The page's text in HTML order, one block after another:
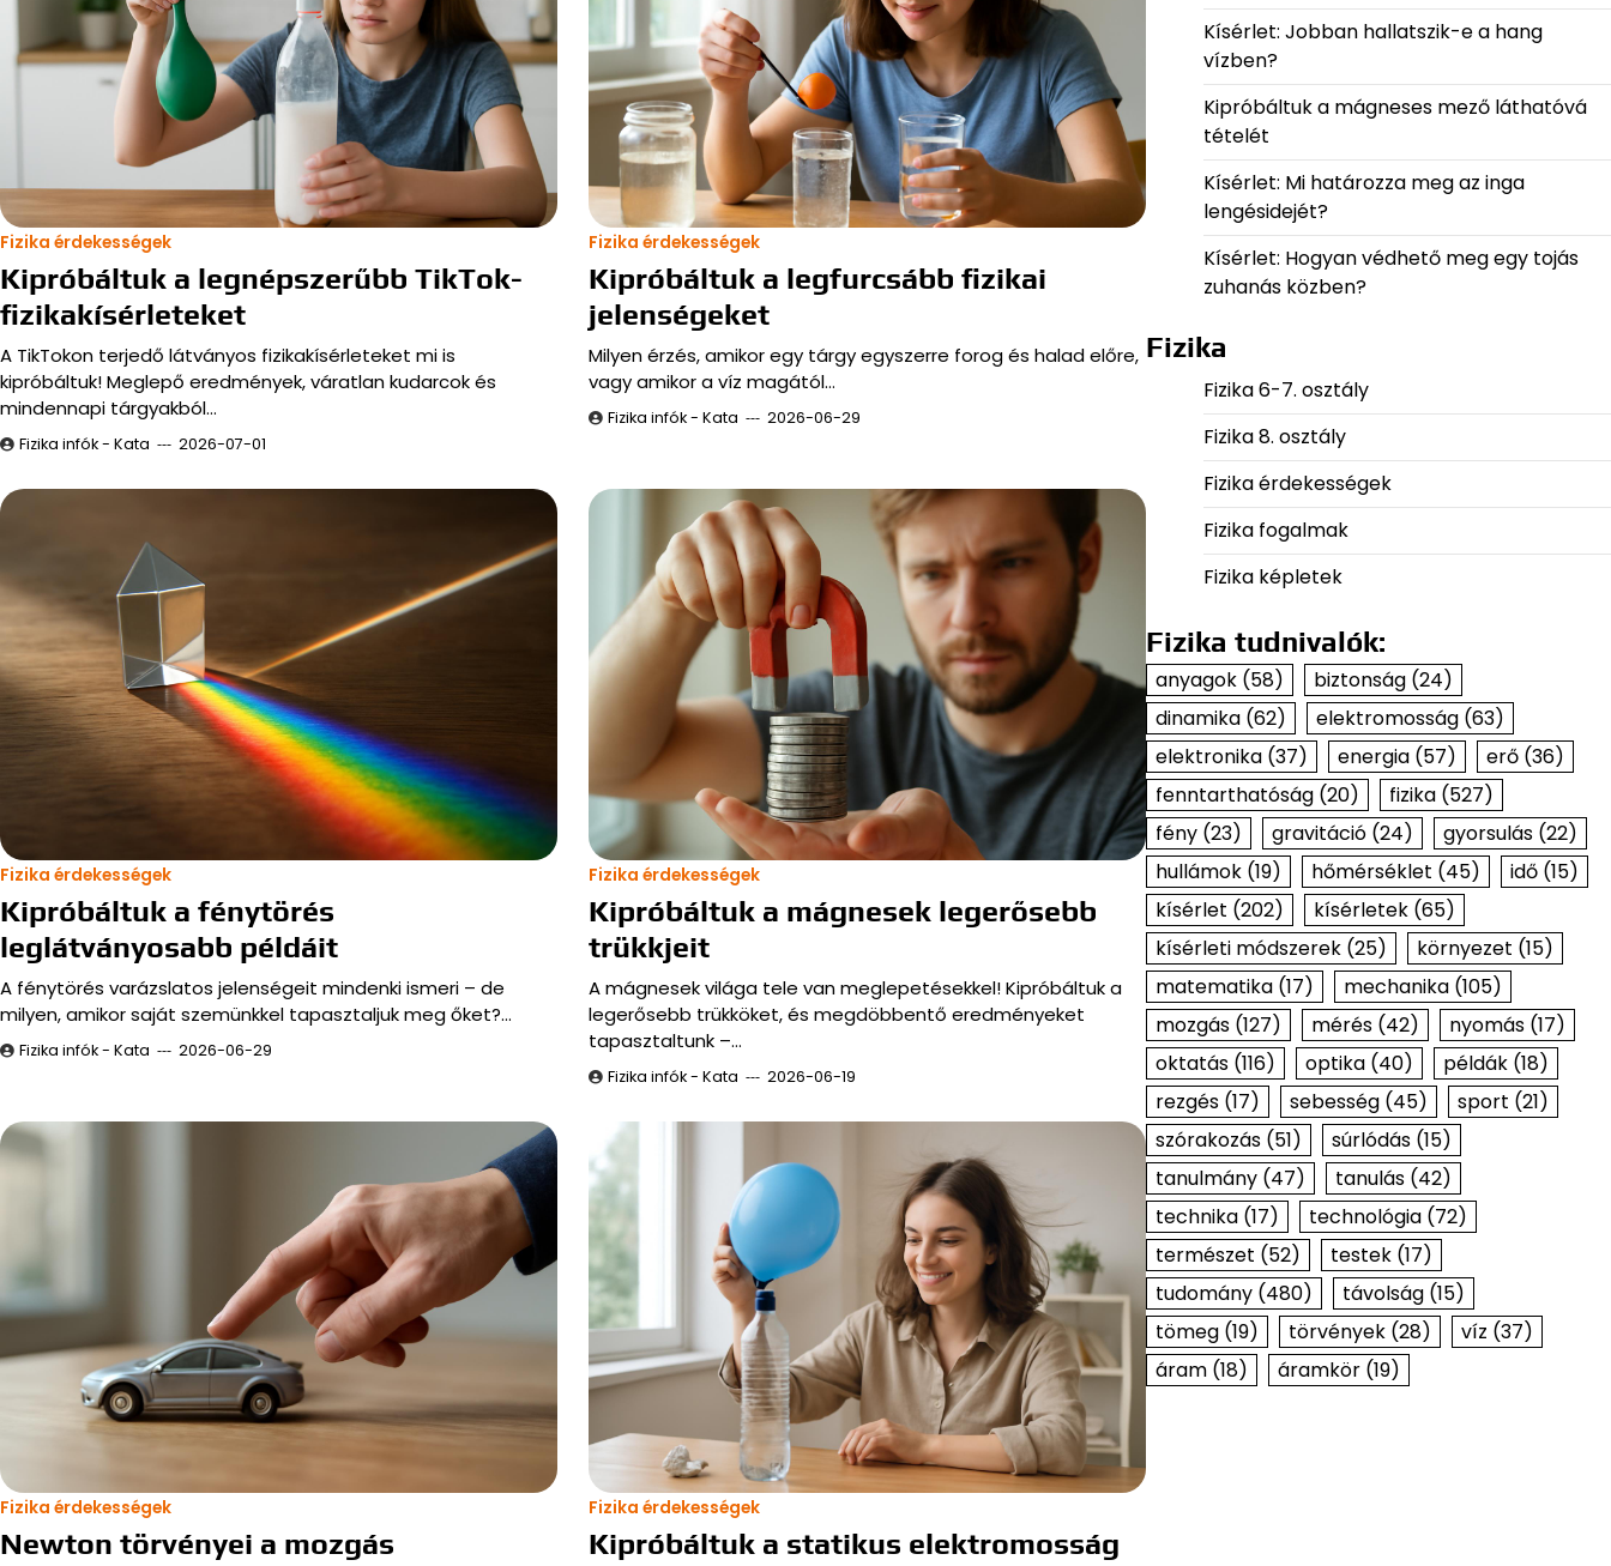
Fizika érdekességek
Kipróbáltuk a legnépszerűbb TikTok-
fizikakísérleteket
A TikTokon terjedő látványos fizikakísérleteket mi is
kipróbáltuk! Meglepő eredmények, váratlan kudarcok és
mindennapi tárgyakból…
Fizika infók - Kata 2026-07-01
Fizika érdekességek
Kipróbáltuk a legfurcsább fizikai
jelenségeket
Milyen érzés, amikor egy tárgy egyszerre forog és halad előre,
vagy amikor a víz magától…
Fizika infók - Kata 2026-06-29
Fizika érdekességek
Kipróbáltuk a fénytörés
leglátványosabb példáit
A fénytörés varázslatos jelenségeit mindenki ismeri – de
milyen, amikor saját szemünkkel tapasztaljuk meg őket?…
Fizika infók - Kata 2026-06-29
Fizika érdekességek
Kipróbáltuk a mágnesek legerősebb
trükkjeit
A mágnesek világa tele van meglepetésekkel! Kipróbáltuk a
legerősebb trükköket, és megdöbbentő eredményeket
tapasztaltunk –…
Fizika infók - Kata 2026-06-19
Fizika érdekességek
Newton törvényei a mozgás
Fizika érdekességek
Kipróbáltuk a statikus elektromosság
Kísérlet: Jobban hallatszik-e a hang
vízben?
Kipróbáltuk a mágneses mező láthatóvá
tételét
Kísérlet: Mi határozza meg az inga
lengésidejét?
Kísérlet: Hogyan védhető meg egy tojás
zuhanás közben?
Fizika
Fizika 6-7. osztály
Fizika 8. osztály
Fizika érdekességek
Fizika fogalmak
Fizika képletek
Fizika tudnivalók:
anyagok(58) biztonság(24)
dinamika(62) elektromosság(63)
elektronika(37) energia(57) erő(36)
fenntarthatóság(20) fizika(527)
fény(23) gravitáció(24) gyorsulás(22)
hullámok(19) hőmérséklet (45) idő(15)
kísérlet (202) kísérletek(65)
kísérleti módszerek(25) környezet (15)
matematika(17) mechanika(105)
mozgás(127) mérés(42) nyomás(17)
oktatás(116) optika(40) példák(18)
rezgés(17) sebesség(45) sport (21)
szórakozás(51) súrlódás(15)
tanulmány(47) tanulás(42)
technika(17) technológia(72)
természet (52) testek(17)
tudomány(480) távolság(15)
tömeg(19) törvények(28) víz (37)
áram(18) áramkör(19)